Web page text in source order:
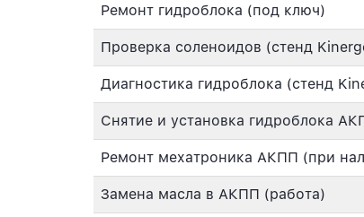
Ремонт гидроблока (под ключ)
Проверка соленоидов (стенд
Диагностика гидроблока (стенд
Снятие и установка гидроблока
Ремонт мехатроника АКПП (при
Замена масла в АКПП (работа)